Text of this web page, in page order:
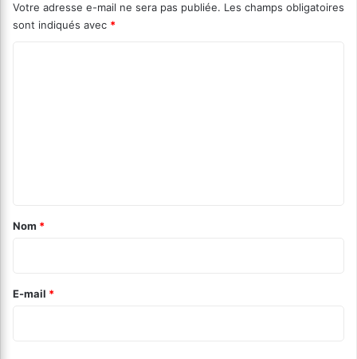
Votre adresse e-mail ne sera pas publiée. Les champs obligatoires
sont indiqués avec *
a
e
Nom *
E-mail *